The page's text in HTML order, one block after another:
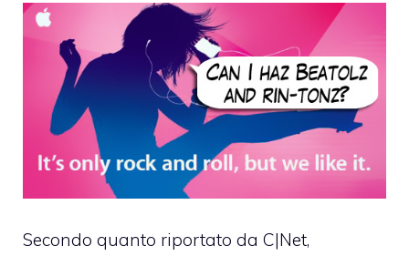
Secondo quanto riportato da C|Net,